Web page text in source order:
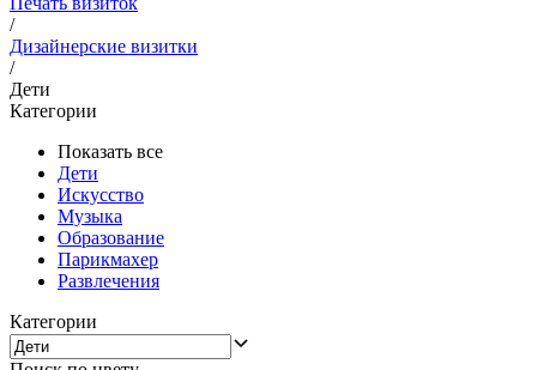
/
Дизайнерские визитки
/
Дети
Категории
Показать все
Дети
Искусство
Музыка
Образование
Парикмахер
Развлечения
Категории